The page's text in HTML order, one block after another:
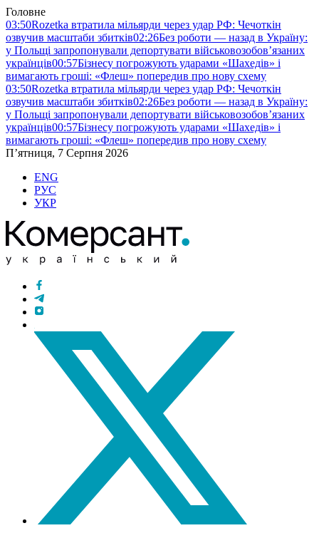
Головне
03:50Rozetka втратила мільярди через удар РФ: Чечоткін
озвучив масштаби збитків02:26Без роботи — назад в Україну:
у Польщі запропонували депортувати військовозобов’язаних
українців00:57Бізнесу погрожують ударами «Шахедів» і
вимагають гроші: «Флеш» попередив про нову схему
03:50Rozetka втратила мільярди через удар РФ: Чечоткін
озвучив масштаби збитків02:26Без роботи — назад в Україну:
у Польщі запропонували депортувати військовозобов’язаних
українців00:57Бізнесу погрожують ударами «Шахедів» і
вимагають гроші: «Флеш» попередив про нову схему
П’ятниця, 7 Серпня 2026
ENG
РУС
УКР